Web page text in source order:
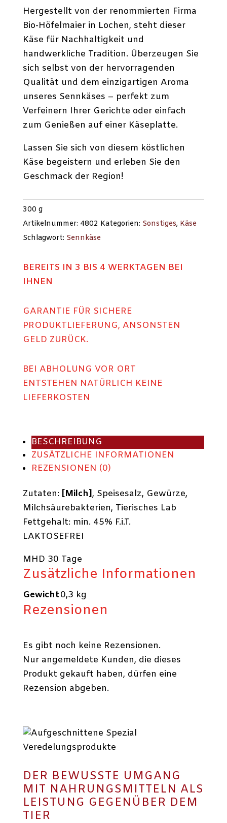
Hergestellt von der renommierten Firma
Bio-Höfelmaier in Lochen, steht dieser
Käse für Nachhaltigkeit und
handwerkliche Tradition. Überzeugen Sie
sich selbst von der hervorragenden
Qualität und dem einzigartigen Aroma
unseres Sennkäses – perfekt zum
Verfeinern Ihrer Gerichte oder einfach
zum Genießen auf einer Käseplatte.
Lassen Sie sich von diesem köstlichen
Käse begeistern und erleben Sie den
Geschmack der Region!
300 g
Artikelnummer: 4802 Kategorien: Sonstiges, Käse
Schlagwort: Sennkäse
BEREITS IN 3 BIS 4 WERKTAGEN BEI
IHNEN
GARANTIE FÜR SICHERE
PRODUKTLIEFERUNG, ANSONSTEN
GELD ZURÜCK.
BEI ABHOLUNG VOR ORT
ENTSTEHEN NATÜRLICH KEINE
LIEFERKOSTEN
BESCHREIBUNG
ZUSÄTZLICHE INFORMATIONEN
REZENSIONEN (0)
Zutaten: [Milch], Speisesalz, Gewürze,
Milchsäurebakterien, Tierisches Lab
Fettgehalt: min. 45% F.i.T.
LAKTOSEFREI
MHD 30 Tage
Zusätzliche Informationen
Gewicht0,3 kg
Rezensionen
Es gibt noch keine Rezensionen.
Nur angemeldete Kunden, die dieses
Produkt gekauft haben, dürfen eine
Rezension abgeben.
DER BEWUSSTE UMGANG
MIT NAHRUNGSMITTELN ALS
LEISTUNG GEGENÜBER DEM
TIER